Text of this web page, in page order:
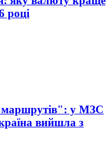
році
маршрутів": у МЗС
вийшла з